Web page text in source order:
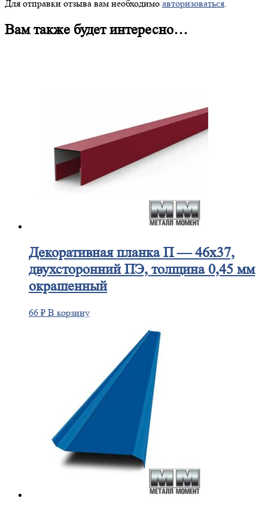
Для отправки отзыва вам необходимо авторизоваться
Вам также будет интересно…
Декоративнаяпланка П — 46х37,
двухсторонний ПЭ, толщина 0,45 мм
окрашенный
66 ₽ В корзину